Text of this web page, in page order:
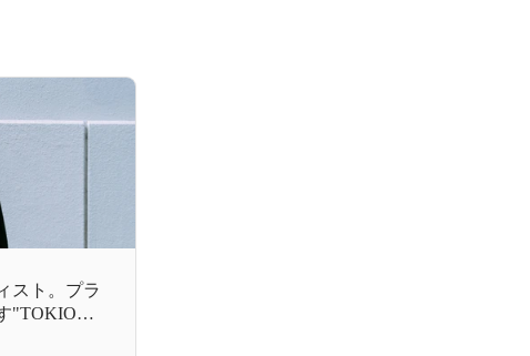
スト。プラ
"TOKIO